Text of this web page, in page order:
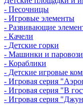
- Песочницы
- Игровые элементы
- Развивающие
- Качели
- Детские горки
- Машинки и
- Кораблики
- Детские игровые
- Игровая серия
- Игровая серия "В
- Игровая серия